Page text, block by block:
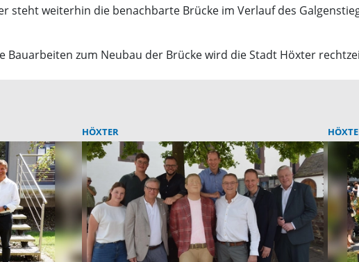
steht weiterhin die benachbarte Brücke im Verlauf des
Bauarbeiten zum Neubau der Brücke wird die Stadt Höxter
HÖXTER